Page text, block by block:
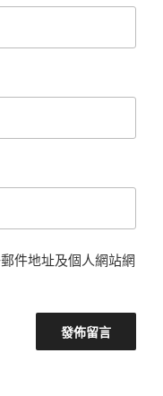
件地址及個人網站網